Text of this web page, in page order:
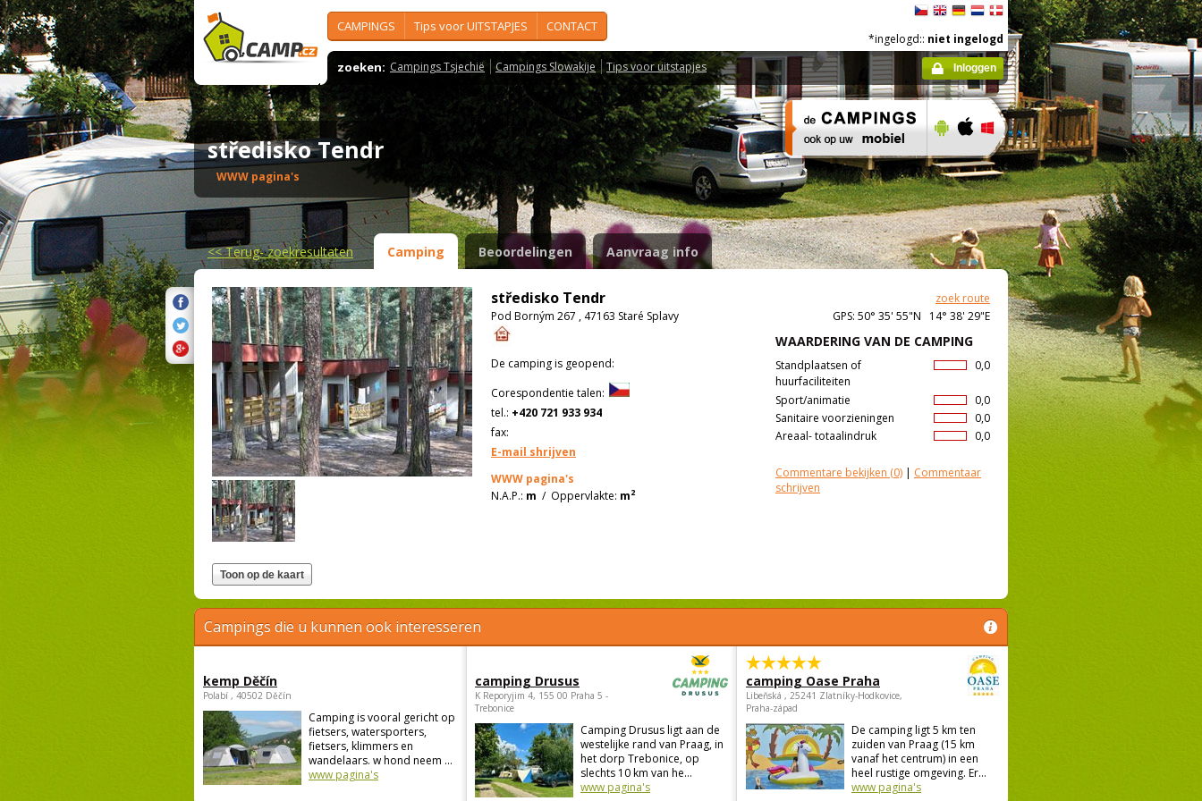
CAMPINGS Tips voor UITSTAPJES CONTACT
zoeken: Campings Tsjechië Campings Slowakije Tips voor uitstapjes
*ingelogd:: niet ingelogd
Inloggen
středisko Tendr
WWW pagina's
<<Terug- zoekresultaten Camping Beoordelingen Aanvraag info
středisko Tendr
zoek route
Pod Borným 267 , 47163 Staré Splavy
GPS: 50° 35' 55"N 14° 38' 29"E
WAARDERING VAN DE CAMPING
0,0
Standplaatsen of
huurfaciliteiten
0,0
Sport/animatie
0,0
Sanitaire voorzieningen
0,0
Areaal- totaalindruk
Commentare bekijken (0) | Commentaar
schrijven
De camping is geopend:
Corespondentie talen:
tel.: +420 721 933 934
fax:
E-mail shrijven
WWW pagina's
N.A.P.: m / Oppervlakte: m2
Campings die u kunnen ook interesseren
kemp Děčín
Polabí , 40502 Děčín
Camping is vooral gericht op
fietsers, watersporters,
fietsers, klimmers en
wandelaars. w hond neem ...
www pagina's
camping Drusus
K Reporyjim 4, 155 00 Praha 5 -
Trebonice
Camping Drusus ligt aan de
westelijke rand van Praag, in
het dorp Trebonice, op
slechts 10 km van he...
www pagina's
camping Oase Praha
Libeňská , 25241 Zlatníky-Hodkovice,
Praha-západ
De camping ligt 5 km ten
zuiden van Praag (15 km
vanaf het centrum) in een
heel rustige omgeving. Er...
www pagina's